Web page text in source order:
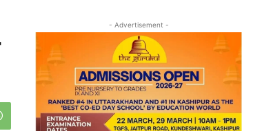
- Advertisement -